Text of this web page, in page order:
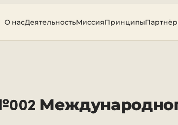
О насДеятельностьМиссияПринципы